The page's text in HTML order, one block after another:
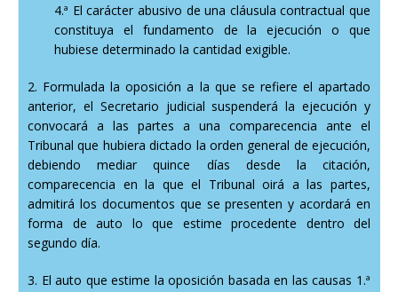
4.ª El carácter abusivo de una cláusula contractual que
constituya el fundamento de la ejecución o que
hubiese determinado la cantidad exigible.
2. Formulada la oposición a la que se refiere el apartado
anterior, el Secretario judicial suspenderá la ejecución y
convocará a las partes a una comparecencia ante el
Tribunal que hubiera dictado la orden general de ejecución,
debiendo mediar quince días desde la citación,
comparecencia en la que el Tribunal oirá a las partes,
admitirá los documentos que se presenten y acordará en
forma de auto lo que estime procedente dentro del
segundo día.
3. El auto que estime la oposición basada en las causas 1.ª